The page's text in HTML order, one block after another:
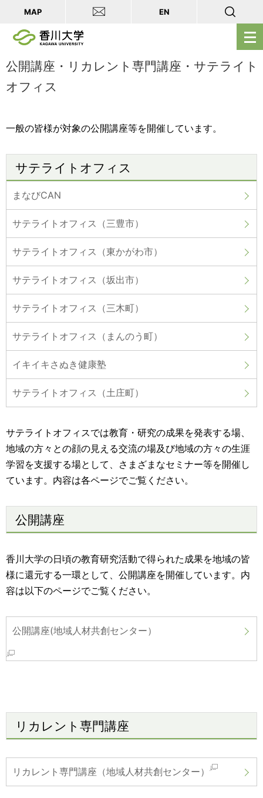
メ
ニ
ュ
MAP EN
公開講座・リカレント専門講座・サテライト
オフィス
一般の皆様が対象の公開講座等を開催しています。
サテライトオフィス
まなびCAN
サテライトオフィス（三豊市）
サテライトオフィス（東かがわ市）
サテライトオフィス（坂出市）
サテライトオフィス（三木町）
サテライトオフィス（まんのう町）
イキイキさぬき健康塾
サテライトオフィス（土庄町）
サテライトオフィスでは教育・研究の成果を発表する場、
地域の方々との顔の見える交流の場及び地域の方々の生涯
学習を支援する場として、さまざまなセミナー等を開催し
ています。内容は各ページでご覧ください。
公開講座
香川大学の日頃の教育研究活動で得られた成果を地域の皆
様に還元する一環として、公開講座を開催しています。内
容は以下のページでご覧ください。
公開講座(地域人材共創センター）
リカレント専門講座
リカレント専門講座（地域人材共創センター）